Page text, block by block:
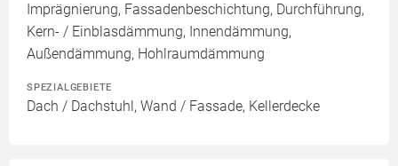
Imprägnierung, Fassadenbeschichtung, Durchführung,
Kern- / Einblasdämmung, Innendämmung,
Außendämmung, Hohlraumdämmung
SPEZIALGEBIETE
Dach / Dachstuhl, Wand / Fassade, Kellerdecke